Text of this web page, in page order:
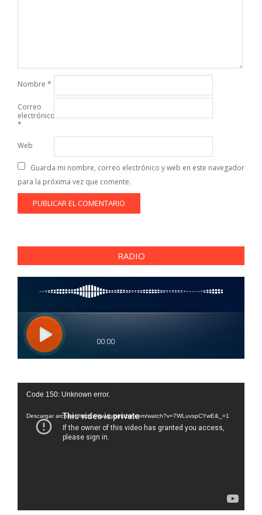
Nombre *
Correo
electrónico
*
Web
Guarda mi nombre, correo electrónico y web en este navegador
para la próxima vez que comente.
RADIO
Reproductor
vídeo
Code 150: Unknown error.
Descargar archivo: https://www.youtube.com/watch?v=7WLuvspCYwE&_=1